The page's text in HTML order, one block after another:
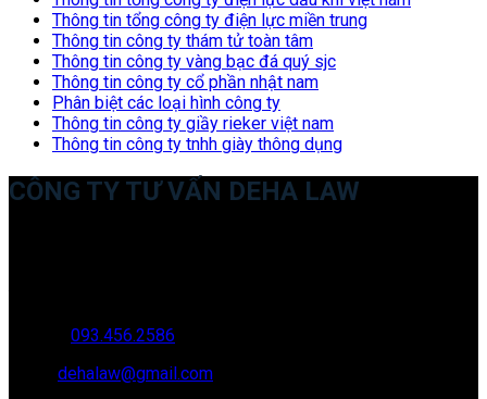
Thông tin tổng công ty điện lực miền trung
Thông tin công ty thám tử toàn tâm
Thông tin công ty vàng bạc đá quý sjc
Thông tin công ty cổ phần nhật nam
Phân biệt các loại hình công ty
Thông tin công ty giầy rieker việt nam
Thông tin công ty tnhh giày thông dụng
CÔNG TY TƯ VẤN DEHA LAW
093.456.2586
dehalaw@gmail.com